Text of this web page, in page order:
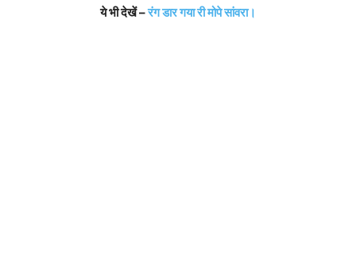
ये भी देखें –रंग डार गया री मोपे सांवरा।